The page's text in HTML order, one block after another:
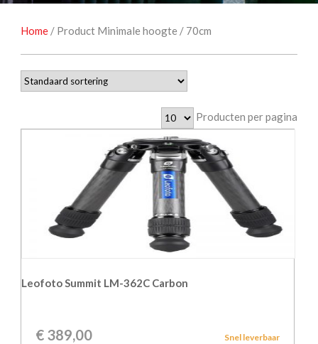
Home / Product Minimale hoogte / 70cm
Producten per pagina
Leofoto Summit LM-362C Carbon
€ 389,00 Snel leverbaar